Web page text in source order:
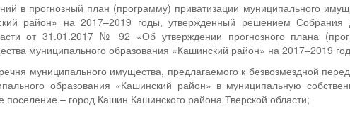
в прогнозный план (программу) приватизации муниципального
район» на 2017–2019 годы, утвержденный решением Собрания
от 31.01.2017 № 92 «Об утверждении прогнозного плана
муниципального образования «Кашинский район» на 2017–2019
муниципального имущества, предлагаемого к безвозмездной
образования «Кашинский район» в муниципальную
поселение – город Кашин Кашинского района Тверской области;